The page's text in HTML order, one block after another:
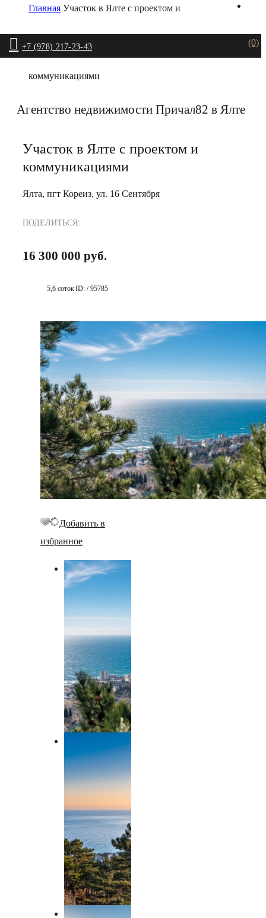
+7 (978) 217-23-43 (0)
Главная Участок в Ялте с проектом и
коммуникациями
Агентство недвижимости Причал82 в Ялте
Участок в Ялте с проектом и
коммуникациями
Ялта, пгт Кореиз, ул. 16 Сентября
ПОДЕЛИТЬСЯ:
16 300 000 руб.
5,6 сотокID: / 95785
Добавить в
избранное